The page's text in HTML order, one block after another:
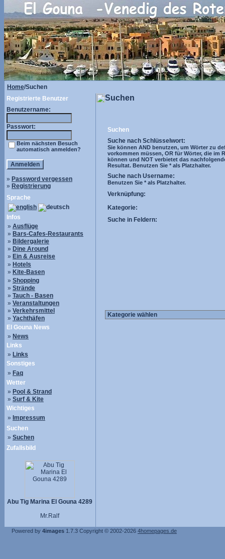
Home/Suchen
Registrierte Benutzer
Benutzername:
Passwort:
Beim nächsten Besuch
automatisch anmelden?
» Password vergessen
» Registrierung
Sprache
Infos
» Ausflüge
» Bars-Cafes-Restaurants
» Bildergalerie
» Dine Around
» Ein & Ausreise
» Hotels
» Kite-Basen
» Shopping
» Strände
» Tauch - Basen
» Veranstaltungen
» Verkehrsmittel
» Yachthäfen
El Gouna News
» News
Links
» Links
Sonstiges
» Faq
Wetter
» Pool & Strand
» Surf & Kite
Wichtiges
» Impressum
Suchen
» Suchen
Zufallsbild
Abu Tig Marina El Gouna 4289
Mr.Ralf
Suchen
Suchen
Suche nach Schlüsselwort:
Sie können AND benutzen, um Wörter zu
vorkommen müssen, OR für Wörter, die im
können und NOT verbietet das
Resultat. Benutzen Sie * als Platzhalter.
Suche nach Username:
Benutzen Sie * als Platzhalter.
Verknüpfung:
Kategorie:
Suche in Feldern:
Powered by 4images 1.7.3 Copyright © 2002-2026 4homepages.de